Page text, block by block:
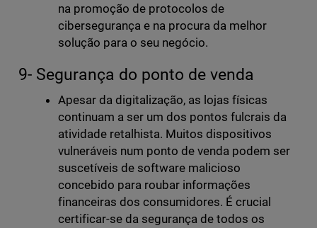
na promoção de protocolos de
cibersegurança e na procura da melhor
solução para o seu negócio.
9- Segurança do ponto de venda
Apesar da digitalização, as lojas físicas
continuam a ser um dos pontos fulcrais da
atividade retalhista. Muitos dispositivos
vulneráveis num ponto de venda podem ser
suscetíveis de software malicioso
concebido para roubar informações
financeiras dos consumidores. É crucial
certificar-se da segurança de todos os